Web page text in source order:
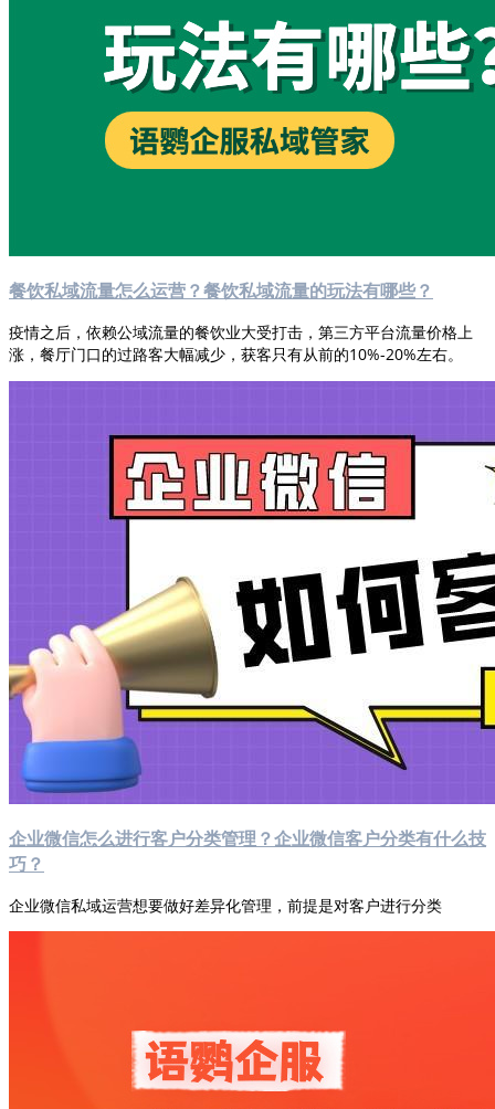
餐饮私域流量怎么运营？餐饮私域流量的玩法有哪些？
疫情之后，依赖公域流量的餐饮业大受打击，第三方平台流量价格上
涨，餐厅门口的过路客大幅减少，获客只有从前的10%-20%左右。
企业微信怎么进行客户分类管理？企业微信客户分类有什么技
巧？
企业微信私域运营想要做好差异化管理，前提是对客户进行分类